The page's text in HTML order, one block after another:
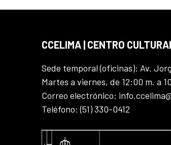
CCELIMA | CENTRO
Sede temporal (oficinas): Av.
Martes a viernes, de 12:00 m. a
Correo electrónico:
Teléfono: (51) 330-0412